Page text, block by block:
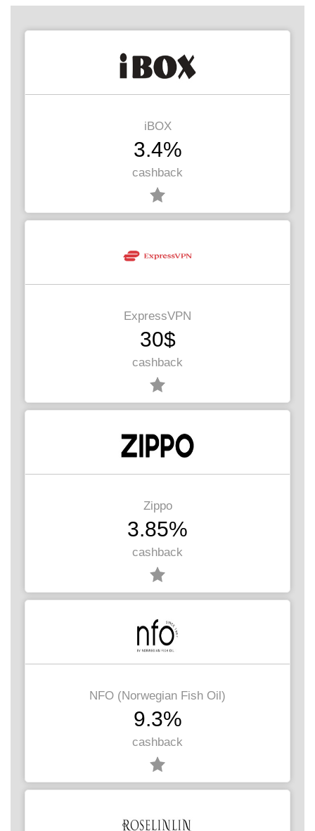
iBOX
3.4%
cashback
ExpressVPN
30$
cashback
Zippo
3.85%
cashback
NFO (Norwegian Fish Oil)
9.3%
cashback